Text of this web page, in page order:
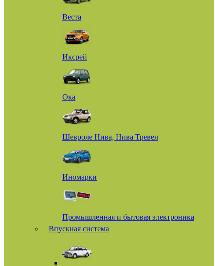
Веста
Иксрей
Ока
Шевроле Нива, Нива Тревел
Иномарки
Промышленная и бытовая электроника
Впускная система